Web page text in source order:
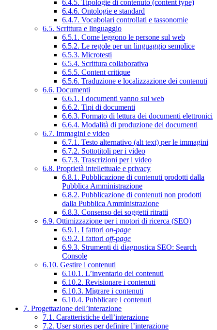
6.4.5. Tipologie di contenuto (content type)
6.4.6. Ontologie e standard
6.4.7. Vocabolari controllati e tassonomie
6.5. Scrittura e linguaggio
6.5.1. Come leggono le persone sul web
6.5.2. Le regole per un linguaggio semplice
6.5.3. Microtesti
6.5.4. Scrittura collaborativa
6.5.5. Content critique
6.5.6. Traduzione e localizzazione dei contenuti
6.6. Documenti
6.6.1. I documenti vanno sul web
6.6.2. Tipi di documenti
6.6.3. Formato di lettura dei documenti elettronici
6.6.4. Modalità di produzione dei documenti
6.7. Immagini e video
6.7.1. Testo alternativo (alt text) per le immagini
6.7.2. Sottotitoli per i video
6.7.3. Trascrizioni per i video
6.8. Proprietà intellettuale e privacy
6.8.1. Pubblicazione di contenuti prodotti dalla
Pubblica Amministrazione
6.8.2. Pubblicazione di contenuti non prodotti
dalla Pubblica Amministrazione
6.8.3. Consenso dei soggetti ritratti
6.9. Ottimizzazione per i motori di ricerca (SEO)
6.9.1. I fattori on-page
6.9.2. I fattori off-page
6.9.3. Strumenti di diagnostica SEO: Search
Console
6.10. Gestire i contenuti
6.10.1. L’inventario dei contenuti
6.10.2. Revisionare i contenuti
6.10.3. Migrare i contenuti
6.10.4. Pubblicare i contenuti
7. Progettazione dell’interazione
7.1. Caratteristiche dell’interazione
7.2. User stories per definire l’interazione